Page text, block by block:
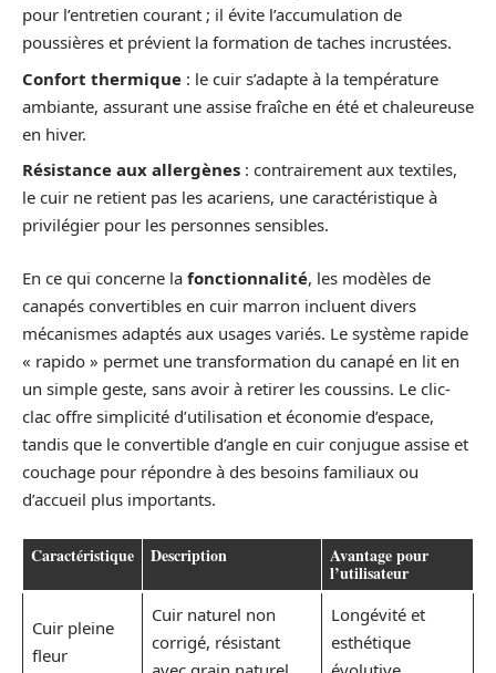
pour l’entretien courant ; il évite l’accumulation de
poussières et prévient la formation de taches incrustées.
Confort thermique : le cuir s’adapte à la température
ambiante, assurant une assise fraîche en été et chaleureuse
en hiver.
Résistance aux allergènes : contrairement aux textiles,
le cuir ne retient pas les acariens, une caractéristique à
privilégier pour les personnes sensibles.
En ce qui concerne la fonctionnalité, les modèles de
canapés convertibles en cuir marron incluent divers
mécanismes adaptés aux usages variés. Le système rapide
« rapido » permet une transformation du canapé en lit en
un simple geste, sans avoir à retirer les coussins. Le clic-
clac offre simplicité d’utilisation et économie d’espace,
tandis que le convertible d’angle en cuir conjugue assise et
couchage pour répondre à des besoins familiaux ou
d’accueil plus importants.
Caractéristique Description Avantage pour
l’utilisateur
Cuir pleine
fleur
Cuir naturel non
corrigé, résistant
Longévité et
esthétique